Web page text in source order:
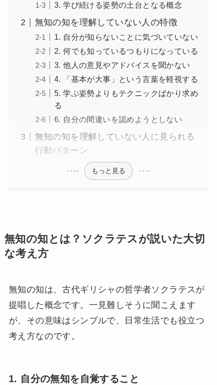
3. 学び続ける姿勢の土台となる概念
無知の知を理解していない人の特徴
1. 自分が知らないことに気づいていない
2. 何でも知っているつもりになっている
3. 他人の意見やアドバイスを聞かない
4. 「基本が大事」という言葉を軽視する
5. 学ぶ姿勢よりもテクニックばかり求め
る
6. 自分の間違いを認めようとしない
無知の知を理解していない人に見られる
行動パターン
もっと見る
無知の知とは？ソクラテスが説いた大切
な考え方
無知の知は、古代ギリシャの哲学者ソクラテスが
提唱した概念です。一見難しそうに聞こえます
が、その意味はシンプルで、日常生活でも役立つ
考え方なのです。
1. 自分の無知を自覚すること